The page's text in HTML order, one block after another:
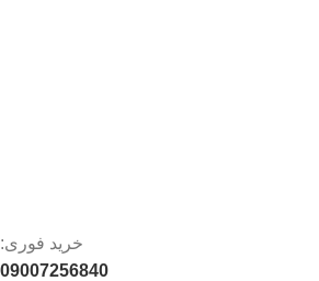
خرید فوری:
09007256840